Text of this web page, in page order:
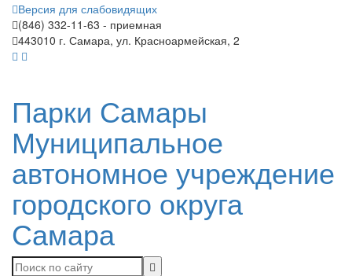
Версия для слабовидящих
(846) 332-11-63 - приемная
443010 г. Самара, ул. Красноармейская, 2
Парки Самары
Муниципальное
автономное учреждение
городского округа
Самара